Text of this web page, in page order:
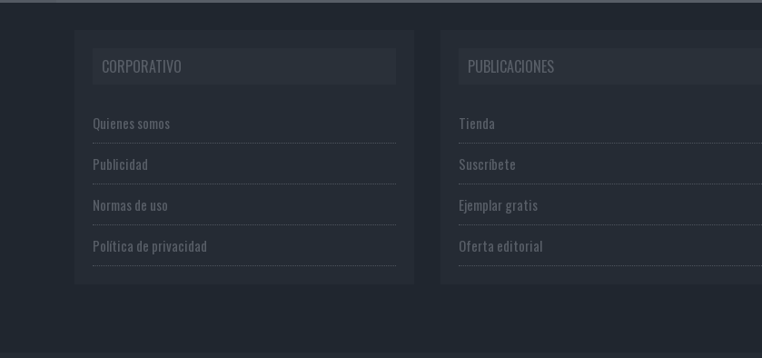
CORPORATIVO
Quienes somos
Publicidad
Normas de uso
Política de privacidad
PUBLICACIONES
Tienda
Suscríbete
Ejemplar gratis
Oferta editorial